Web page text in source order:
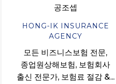
공조셉
HONG-IK INSURANCE
AGENCY
모든 비즈니스보험 전문,
종업원상해보험, 보험회사
출신 전문가, 보험료 절감 &...